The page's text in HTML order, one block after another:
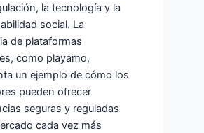
la tecnología y la
social. La
de plataformas
como playamo,
un ejemplo de cómo los
pueden ofrecer
seguras y reguladas
cada vez más